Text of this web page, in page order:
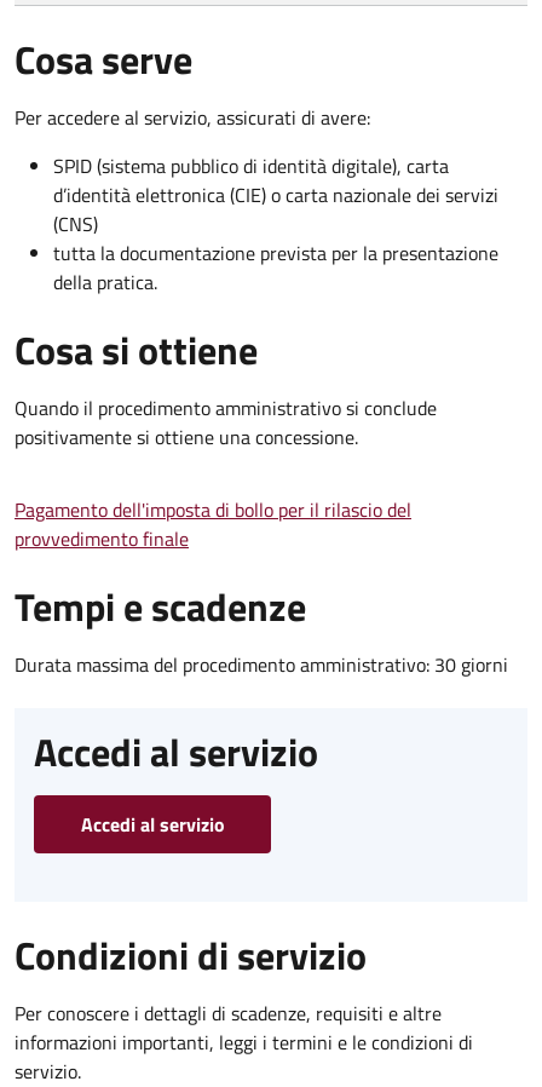
Cosa serve
Per accedere al servizio, assicurati di avere:
SPID (sistema pubblico di identità digitale), carta
d’identità elettronica (CIE) o carta nazionale dei servizi
(CNS)
tutta la documentazione prevista per la presentazione
della pratica.
Cosa si ottiene
Quando il procedimento amministrativo si conclude
positivamente si ottiene una concessione.
Pagamento dell'imposta di bollo per il rilascio del
provvedimento finale
Tempi e scadenze
Durata massima del procedimento amministrativo: 30 giorni
Accedi al servizio
Accedi al servizio
Condizioni di servizio
Per conoscere i dettagli di scadenze, requisiti e altre
informazioni importanti, leggi i termini e le condizioni di
servizio.